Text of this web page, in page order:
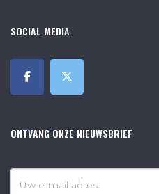
SOCIAL MEDIA
ONTVANG ONZE NIEUWSBRIEF